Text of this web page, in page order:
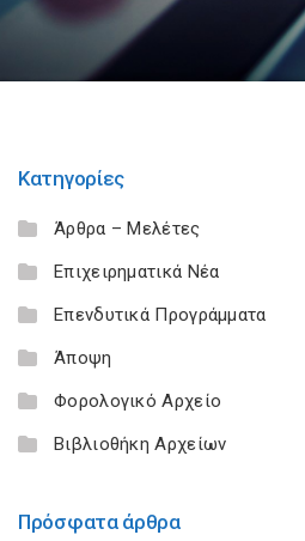
Κατηγορίες
Άρθρα – Μελέτες
Επιχειρηματικά Νέα
Επενδυτικά Προγράμματα
Άποψη
Φορολογικό Αρχείο
Βιβλιοθήκη Αρχείων
Πρόσφατα άρθρα